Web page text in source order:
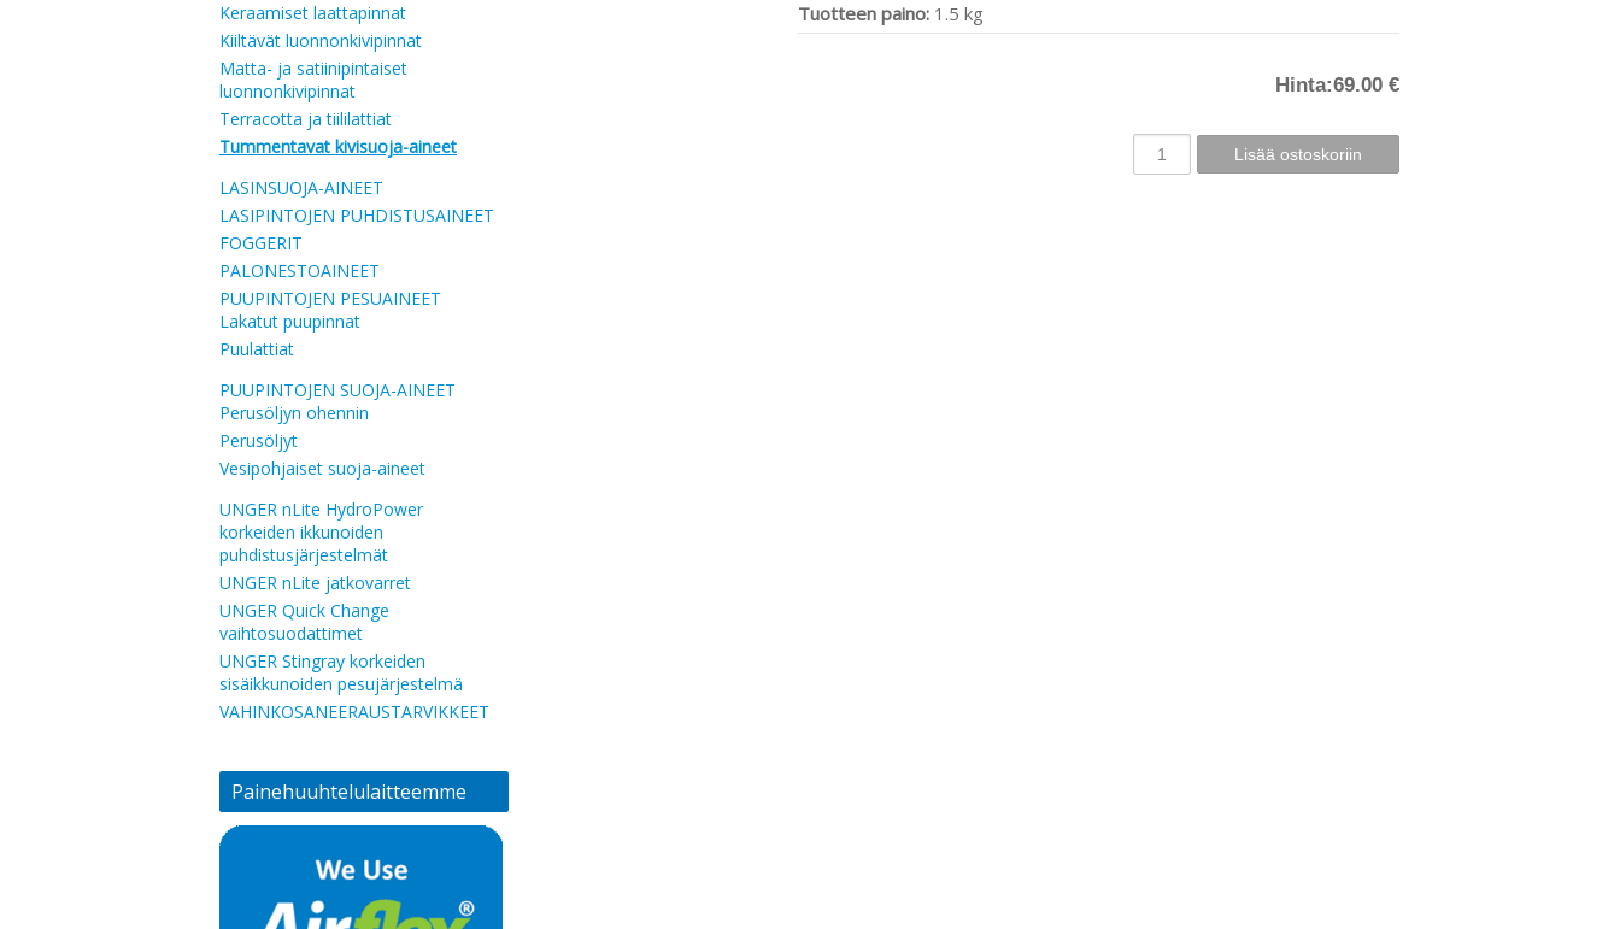
Tuotteen paino: 1.5 kg
Hinta:69.00 €
Keraamiset laattapinnat
Kiiltävät luonnonkivipinnat
Matta- ja satiinipintaiset
luonnonkivipinnat
Terracotta ja tiililattiat
Tummentavat kivisuoja-aineet
LASINSUOJA-AINEET
LASIPINTOJEN PUHDISTUSAINEET
FOGGERIT
PALONESTOAINEET
PUUPINTOJEN PESUAINEET
Lakatut puupinnat
Puulattiat
PUUPINTOJEN SUOJA-AINEET
Perusöljyn ohennin
Perusöljyt
Vesipohjaiset suoja-aineet
UNGER nLite HydroPower
korkeiden ikkunoiden
puhdistusjärjestelmät
UNGER nLite jatkovarret
UNGER Quick Change
vaihtosuodattimet
UNGER Stingray korkeiden
sisäikkunoiden pesujärjestelmä
VAHINKOSANEERAUSTARVIKKEET
Painehuuhtelulaitteemme